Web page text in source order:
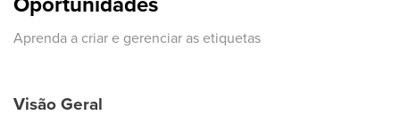
Aprenda a criar e gerenciar as etiquetas
Visão Geral